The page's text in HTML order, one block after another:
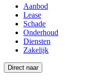
Aanbod
Lease
Schade
Onderhoud
Diensten
Zakelijk
Direct naar